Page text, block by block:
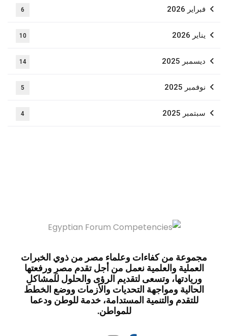
فبراير 2026 6
يناير 2026 10
ديسمبر 2025 14
نوفمبر 2025 5
سبتمبر 2025 4
مجموعة من كفاءات وعلماء مصر من ذوي الخبرات
العملية والعلمية نعمل من أجل تقدم مصرِ ورفعتها
وريادتها، وتسعى لتقديم الرؤى والحلول للمشاكلِ
الحالية ومواجهة التحديات والأزمات ووضع الخطط
للتقدم والتنمية المستدامة، خدمة للوطن ودعما
للمواطن.